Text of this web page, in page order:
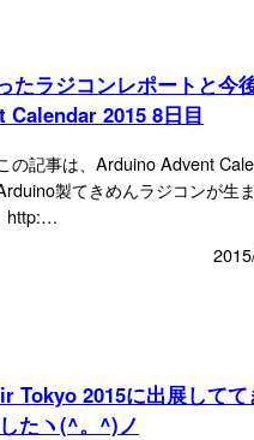
たラジコンレポートと今
2015 8日目
の記事は、Arduino Advent
製てきめんラジコンが生
http:…
Tokyo 2015に出展して
たヽ(^。^)ノ